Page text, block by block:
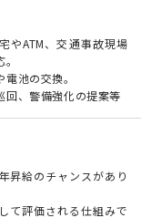
やATM、交通事故現場
池の交換。
回、警備強化の提案等
昇給のチャンスがあり
て評価される仕組みで